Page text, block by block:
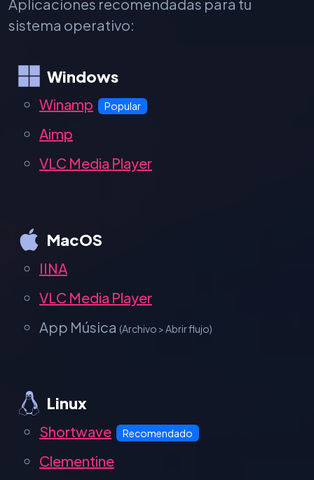
Aplicaciones recomendadas para tu
sistema operativo:
Windows
Winamp Popular
Aimp
VLC Media Player
MacOS
IINA
VLC Media Player
App Música (Archivo > Abrir flujo)
Linux
Shortwave Recomendado
Clementine